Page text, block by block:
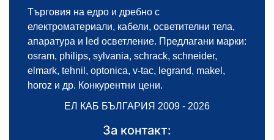
Търговия на едро и дребно с
електроматериали, кабели, осветителни тела,
апаратура и led осветление. Предлагани марки:
osram, philips, sylvania, schrack, schneider,
elmark, tehnil, optonica, v-tac, legrand, makel,
horoz и др. Конкурентни цени.
ЕЛ КАБ БЪЛГАРИЯ 2009 - 2026
За контакт: